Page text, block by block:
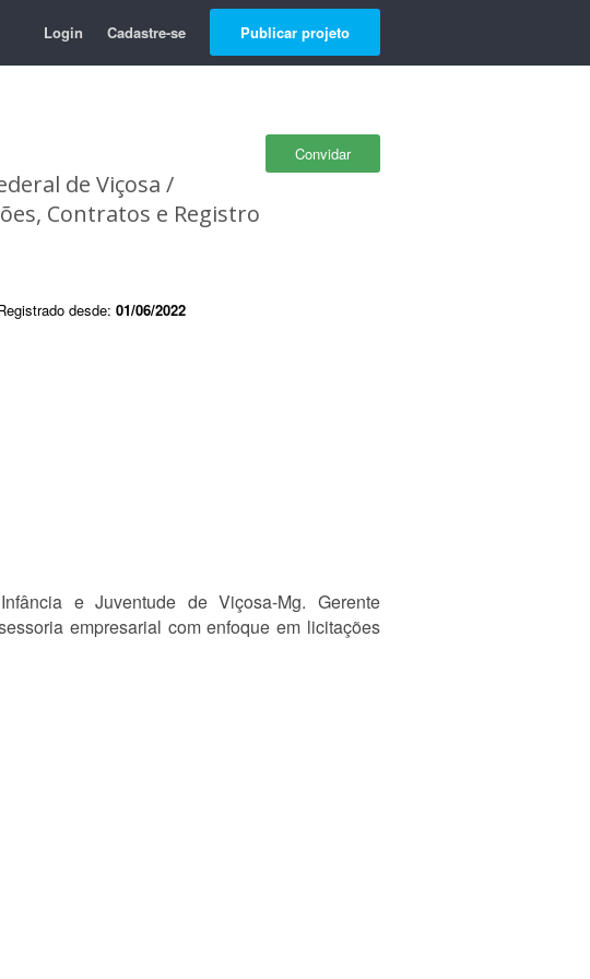
Login Cadastre-se Publicar projeto
Convidar
de Viçosa /
Contratos e Registro
desde: 01/06/2022
e Juventude de Viçosa-Mg. Gerente
empresarial com enfoque em licitações